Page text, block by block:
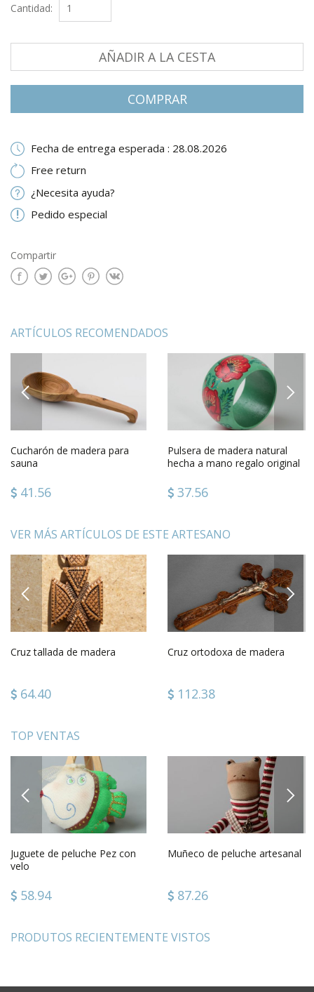
Cantidad:
AÑADIR A LA CESTA
СOMPRAR
Fecha de entrega esperada : 28.08.2026
Free return
¿Necesita ayuda?
Pedido especial
Compartir
ARTÍCULOS RECOMENDADOS
PREVIOUS
Cucharón de madera para
sauna
41.56
Pulsera de madera natural
hecha a mano regalo original
37.56
NEXT
VER MÁS ARTÍCULOS DE ESTE ARTESANO
PREVIOUS
Cruz tallada de madera
64.40
Cruz ortodoxa de madera
112.38
NEXT
TOP VENTAS
PREVIOUS
Juguete de peluche Pez con
velo
58.94
Muñeco de peluche artesanal
87.26
NEXT
PRODUTOS RECIENTEMENTE VISTOS